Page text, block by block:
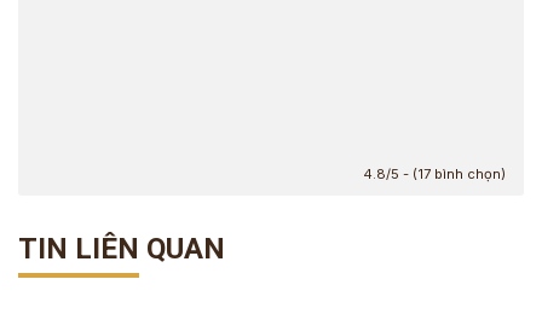
4.8/5 - (17 bình chọn)
TIN LIÊN QUAN